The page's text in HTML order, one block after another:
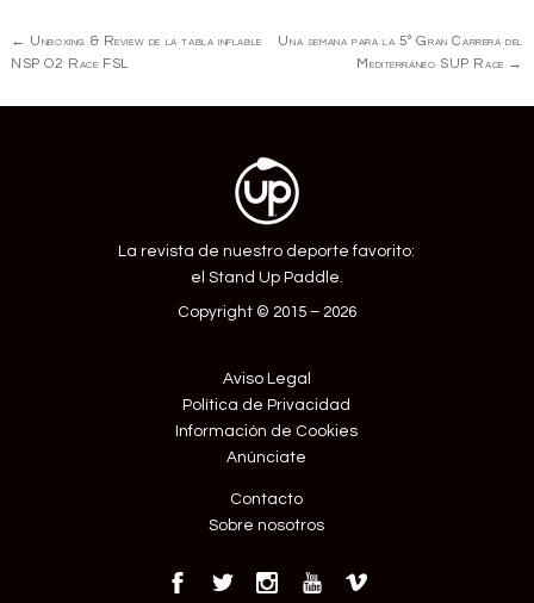
Navegación
de
← Unboxing & Review de la tabla inflable
NSP O2 Race FSL
Una semana para la 5º Gran Carrera del
Mediterráneo SUP Race →
La revista de nuestro deporte favorito:
el Stand Up Paddle.
Copyright © 2015 – 2026
Aviso Legal
Política de Privacidad
Información de Cookies
Anúnciate
Contacto
Sobre nosotros